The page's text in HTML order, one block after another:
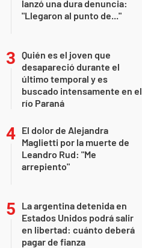
lanzó una dura denuncia:
"Llegaron al punto de..."
Quién es el joven que
desapareció durante el
último temporal y es
buscado intensamente en el
río Paraná
El dolor de Alejandra
Maglietti por la muerte de
Leandro Rud: "Me
arrepiento"
La argentina detenida en
Estados Unidos podrá salir
en libertad: cuánto deberá
pagar de fianza